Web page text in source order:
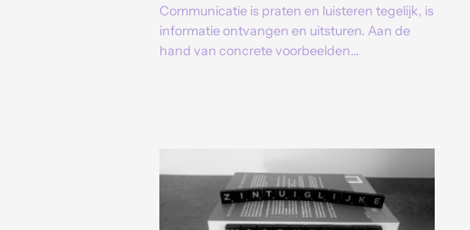
Communicatie is praten en luisteren tegelijk, is
informatie ontvangen en uitsturen. Aan de
hand van concrete voorbeelden…